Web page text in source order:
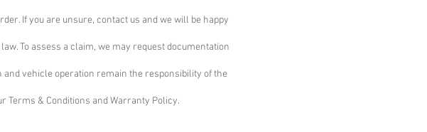
If you are unsure, contact us and we will be happy
To assess a claim, we may request documentation
vehicle operation remain the responsibility of the
& Conditions and Warranty Policy.